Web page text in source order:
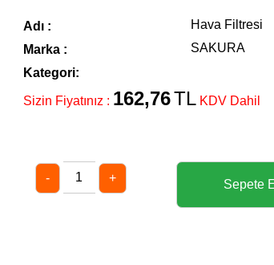
Adı :
Hava Filtresi
Marka :
SAKURA
Kategori:
Sizin Fiyatınız : 162,76TL KDV Dahil
- +